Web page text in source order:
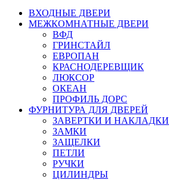
ВХОДНЫЕ ДВЕРИ
МЕЖКОМНАТНЫЕ ДВЕРИ
ВФД
ГРИНСТАЙЛ
ЕВРОПАН
КРАСНОДЕРЕВЩИК
ЛЮКСОР
ОКЕАН
ПРОФИЛЬ ДОРС
ФУРНИТУРА ДЛЯ ДВЕРЕЙ
ЗАВЕРТКИ И НАКЛАДКИ
ЗАМКИ
ЗАЩЕЛКИ
ПЕТЛИ
РУЧКИ
ЦИЛИНДРЫ